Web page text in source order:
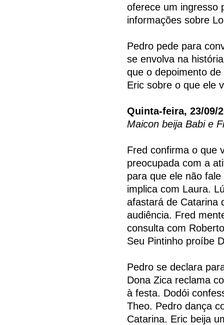
oferece um ingresso
informações sobre
Pedro pede para
se envolva na
que o depoimento
Eric sobre o que ele
Quinta-feira, 23/09/
Maicon beija Babi e
Fred confirma o que
preocupada com a
para que ele não
implica com Laura.
afastará de Catarina
audiência. Fred
consulta com
Seu Pintinho proíbe
Pedro se declara
Dona Zica reclama
à festa. Dodói
Theo. Pedro dança
Catarina. Eric beija